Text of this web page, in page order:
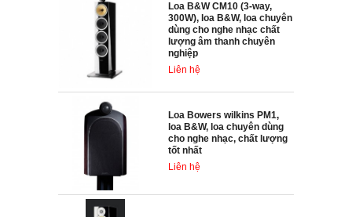
Loa B&W CM10 (3-way,
300W), loa B&W, loa chuyên
dùng cho nghe nhạc chất
lượng âm thanh chuyên
nghiệp
Liên hệ
Loa Bowers wilkins PM1,
loa B&W, loa chuyên dùng
cho nghe nhạc, chất lượng
tốt nhất
Liên hệ